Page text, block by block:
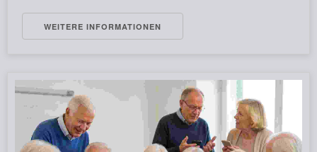
WEITERE INFORMATIONEN